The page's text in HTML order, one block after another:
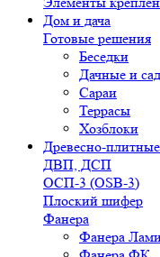
Дом и дача
Готовые решения
Беседки
Дачные и
Сараи
Террасы
Хозблоки
Древесно-
ДВП, ДСП
ОСП-3 (OSB-3)
Плоский шифер
Фанера
Фанера